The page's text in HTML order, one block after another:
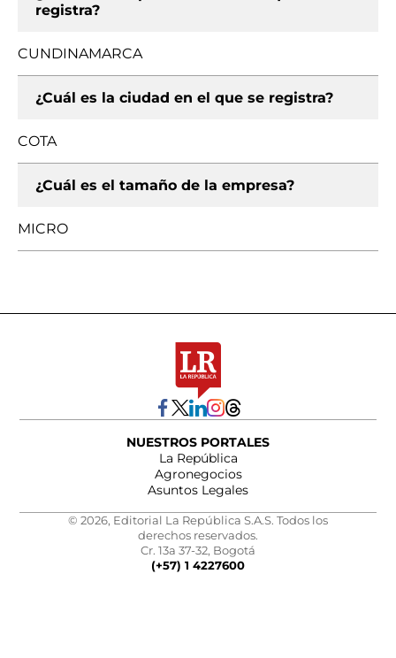
registra?
CUNDINAMARCA
¿Cuál es la ciudad en el que se registra?
COTA
¿Cuál es el tamaño de la empresa?
MICRO
NUESTROS PORTALES
La República
Agronegocios
Asuntos Legales
© 2026, Editorial La República S.A.S. Todos los
derechos reservados.
Cr. 13a 37-32, Bogotá
(+57) 1 4227600